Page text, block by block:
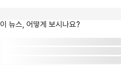
이 뉴스, 어떻게 보시나요?